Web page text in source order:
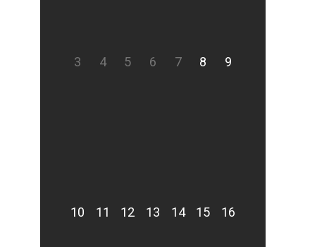
3 4 5 6 7 8 9
10 11 12 13 14 15 16